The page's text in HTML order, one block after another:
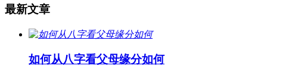
最新文章
如何从八字看父母缘分如何